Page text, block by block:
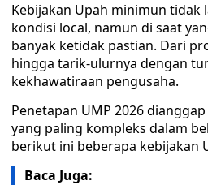
Kebijakan Upah minimun tidak
kondisi local, namun di saat
banyak ketidak pastian. Dari
hingga tarik-ulurnya dengan
kekhawatiraan pengusaha.
Penetapan UMP 2026
yang paling kompleks dalam
berikut ini beberapa kebijakan
Baca Juga: